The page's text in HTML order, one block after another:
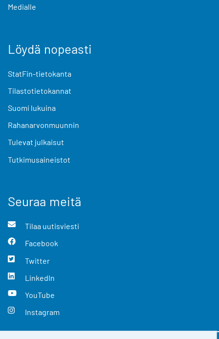
Medialle
Löydä nopeasti
StatFin-tietokanta
Tilastotietokannat
Suomi lukuina
Rahanarvonmuunnin
Tulevat julkaisut
Tutkimusaineistot
Seuraa meitä
Tilaa uutisviesti
Facebook
Twitter
LinkedIn
YouTube
Instagram